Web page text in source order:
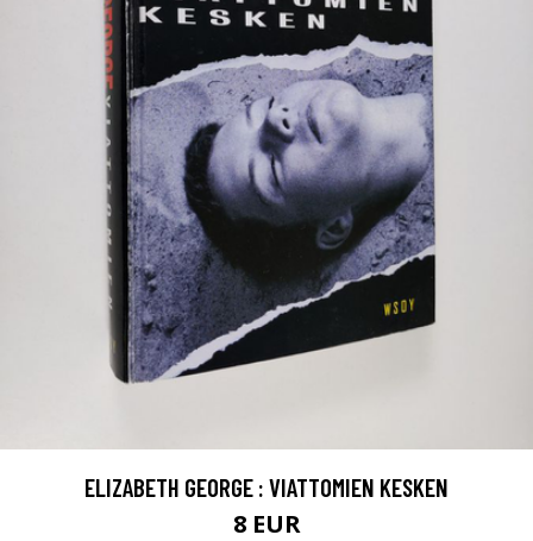
ELIZABETH GEORGE : VIATTOMIEN KESKEN
8 EUR